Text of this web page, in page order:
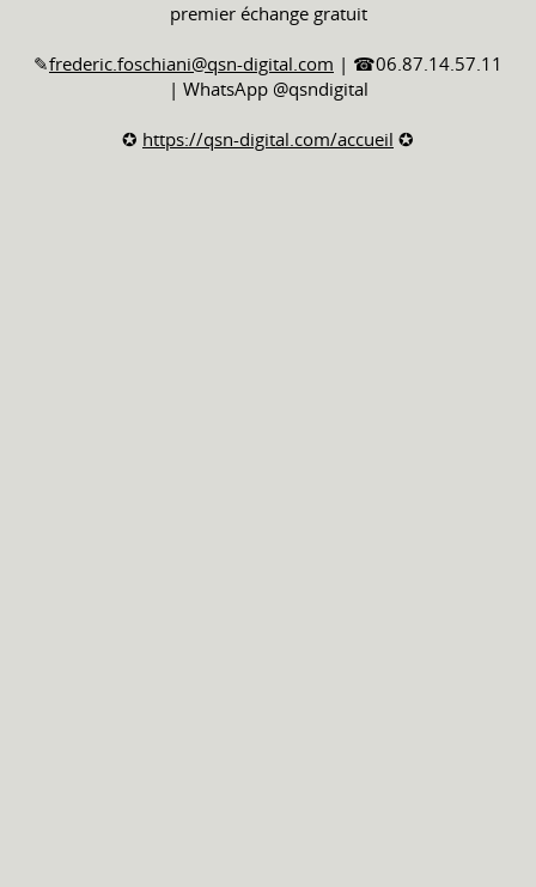
premier échange gratuit
✎frederic.foschiani@qsn-digital.com | ☎06.87.14.57.11
| WhatsApp @qsndigital
✪ https://qsn-digital.com/accueil ✪